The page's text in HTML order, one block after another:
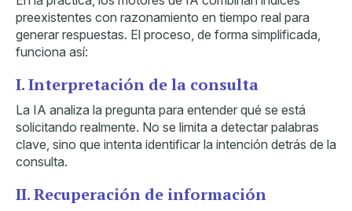
preexistentes con razonamiento en tiempo real para
generar respuestas. El proceso, de forma simplificada,
funciona así:
I. Interpretación de la consulta
La IA analiza la pregunta para entender qué se está
solicitando realmente. No se limita a detectar palabras
clave, sino que intenta identificar la intención detrás de la
consulta.
II. Recuperación de información